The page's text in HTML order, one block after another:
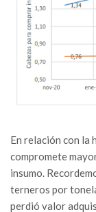
En relación con la
compromete
insumo.
terneros por
perdió valor